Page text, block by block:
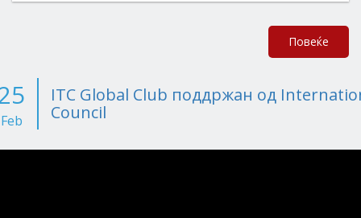
Повеќе
Feb
ITC Global Club поддржан од
Council